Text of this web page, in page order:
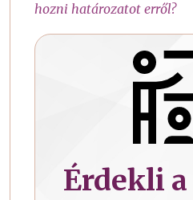
hozni határozatot erről?
Érdekli a